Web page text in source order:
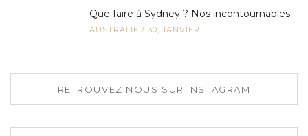
Que faire à Sydney ? Nos incontournables
AUSTRALIE / 30, JANVIER
RETROUVEZ NOUS SUR INSTAGRAM